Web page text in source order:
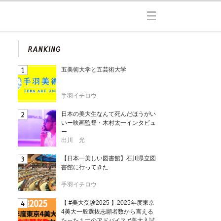
五美術大学と五芸術大学
手羽イチロウ
日本の美大生なんて死んだほうがい
いー映画監督・木村太一インタビュ
ー
出川 光
【日本一美しい図書館】石川県立図
書館に行ってきた
手羽イチロウ
【 #美大受験2025 】2025年度東京
4美大一般選抜志願者数から言える